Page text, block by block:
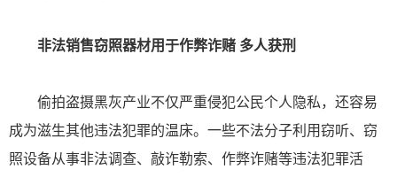
非法销售窃照器材用于作弊诈赌 多人获刑
偷拍盗摄黑灰产业不仅严重侵犯公民个人隐私，还容易
成为滋生其他违法犯罪的温床。一些不法分子利用窃听、窃
照设备从事非法调查、敲诈勒索、作弊诈赌等违法犯罪活